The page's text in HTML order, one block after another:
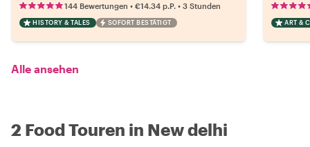
144 Bewertungen • €14.34 p.P. • 3 Stunden
HISTORY & TALES SOFORT BESTÄTIGT ART &
Alle ansehen
2 Food Touren in New delhi